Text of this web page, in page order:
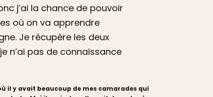
j’ai la chance de pouvoir
où on va apprendre
Je récupère les deux
n’ai pas de connaissance
il y avait beaucoup de mes camarades qui